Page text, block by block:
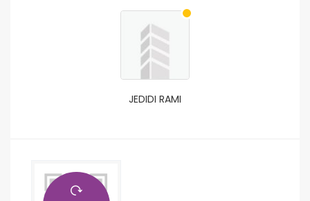
JEDIDI RAMI